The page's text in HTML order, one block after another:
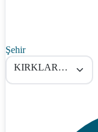
Şehir
KIRKLARELİ